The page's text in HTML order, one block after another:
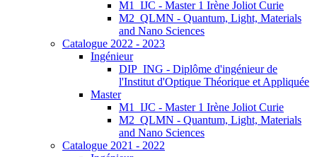
M1_IJC - Master 1 Irène Joliot Curie
M2_QLMN - Quantum, Light, Materials
and Nano Sciences
Catalogue 2022 - 2023
Ingénieur
DIP_ING - Diplôme d'ingénieur de
l'Institut d'Optique Théorique et Appliquée
Master
M1_IJC - Master 1 Irène Joliot Curie
M2_QLMN - Quantum, Light, Materials
and Nano Sciences
Catalogue 2021 - 2022